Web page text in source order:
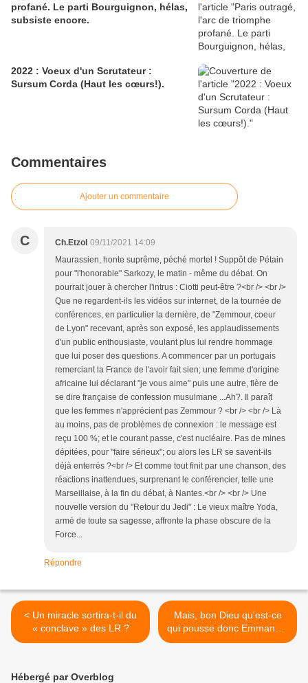
profané. Le parti Bourguignon, hélas,
subsiste encore.
2022 : Voeux d'un Scrutateur :
Sursum Corda (Haut les cœurs!).
Commentaires
Ajouter un commentaire
C Ch.Etzol 09/11/2021 14:09
Maurassien, honte suprême, péché mortel ! Suppôt de Pétain
pour "l'honorable" Sarkozy, le matin - même du débat. On
pourrait jouer à chercher l'intrus : Ciotti peut-être ?<br /> <br />
Que ne regardent-ils les vidéos sur internet, de la tournée de
conférences, en particulier la dernière, de "Zemmour, coeur
de Lyon" recevant, après son exposé, les applaudissements
d'un public enthousiaste, voulant plus lui rendre hommage
que lui poser des questions. A commencer par un portugais
remerciant la France de l'avoir fait sien; une femme d'origine
africaine lui déclarant "je vous aime" puis une autre, fière de
se dire française de confession musulmane ...Ah?. Il paraît
que les femmes n'apprécient pas Zemmour ? <br /> <br /> Là
au moins, pas de problèmes de connexion : le message est
reçu 100 %; et le courant passe, c'est nucléaire. Pas de mines
dépitées, pour "faire sérieux"; ou alors les LR se savent-ils
déjà enterrés ?<br /> Et comme tout finit par une chanson, des
réactions inattendues, surprenant le conférencier, telle une
Marseillaise, à la fin du débat, à Nantes.<br /> <br /> Une
nouvelle version du "Retour du Jedi" : Le vieux maître Yoda,
armé de toute sa sagesse, affronte la phase obscure de la
Force...
Répondre
< Un miracle sortira-t-il du
« conclave » des LR ?
Mais, bon Dieu qu'est-ce
qui pousse donc Emmanuel
Macron à parler sans trève,
Hébergé par Overblog